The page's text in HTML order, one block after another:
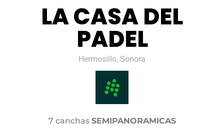
LA CASA DEL
PADEL
Hermosillo, Sonora
7 canchas SEMIPANORAMICAS